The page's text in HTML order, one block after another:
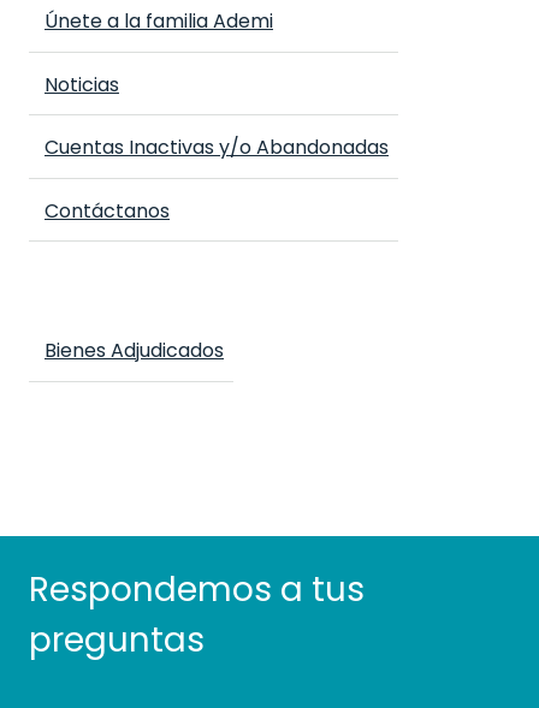
Únete a la familia Ademi
Noticias
Cuentas Inactivas y/o Abandonadas
Contáctanos
Bienes Adjudicados
Respondemos a tus
preguntas